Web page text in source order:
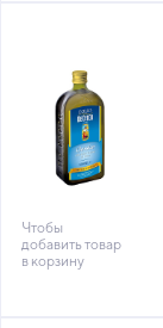
Чтобы
добавить товар
в корзину